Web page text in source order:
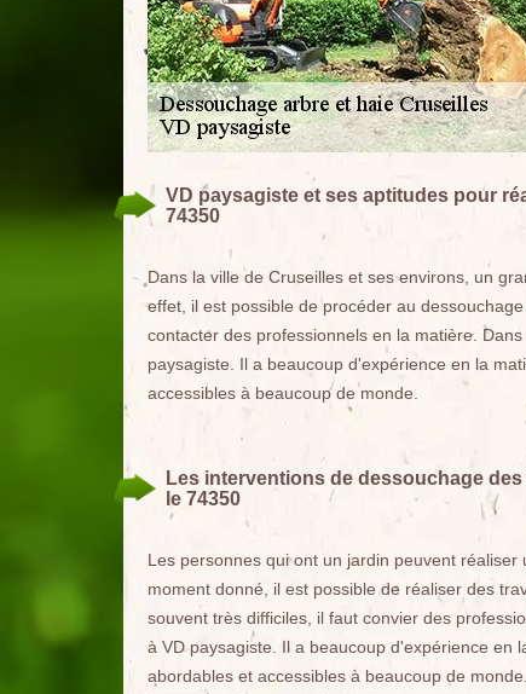
VD paysagiste et ses aptitudes pour
74350
Dans la ville de Cruseilles et ses environs, un
effet, il est possible de procéder au
contacter des professionnels en la matière.
paysagiste. Il a beaucoup d'expérience en la
accessibles à beaucoup de monde.
Les interventions de dessouchage
le 74350
Les personnes qui ont un jardin peuvent
moment donné, il est possible de réaliser des
souvent très difficiles, il faut convier des
à VD paysagiste. Il a beaucoup d'expérience en
abordables et accessibles à beaucoup de monde.